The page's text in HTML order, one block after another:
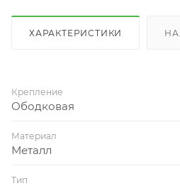
ХАРАКТЕРИСТИКИ
Крепление
Ободковая
Материал
Металл
Тип